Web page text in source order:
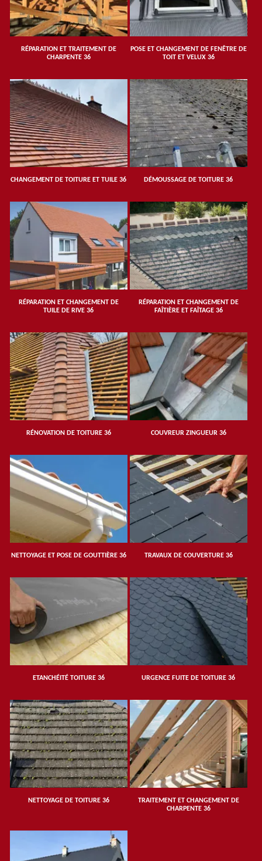
RÉPARATION ET TRAITEMENT DE
CHARPENTE 36
POSE ET CHANGEMENT DE FENÊTRE DE
TOIT ET VELUX 36
CHANGEMENT DE TOITURE ET TUILE 36 DÉMOUSSAGE DE TOITURE 36
RÉPARATION ET CHANGEMENT DE
TUILE DE RIVE 36
RÉPARATION ET CHANGEMENT DE
FAÎTIÈRE ET FAÎTAGE 36
RÉNOVATION DE TOITURE 36 COUVREUR ZINGUEUR 36
NETTOYAGE ET POSE DE GOUTTIÈRE 36 TRAVAUX DE COUVERTURE 36
ETANCHÉITÉ TOITURE 36 URGENCE FUITE DE TOITURE 36
NETTOYAGE DE TOITURE 36
TRAITEMENT ET CHANGEMENT DE
CHARPENTE 36